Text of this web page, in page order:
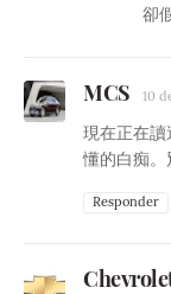
卻
MCS 10
現在正在
懂的白痴。
Responder